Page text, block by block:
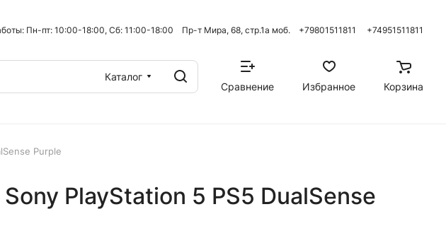
Пн-пт: 10:00-18:00, Сб: 11:00-18:00 Пр-т Мира, 68, стр.1а моб. +79801511811 +74951511811
Каталог
Сравнение
Избранное Корзина
Purple
PlayStation 5 PS5 DualSense